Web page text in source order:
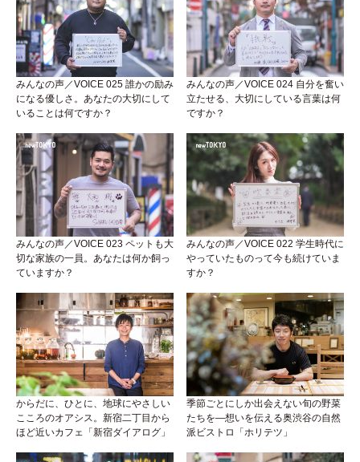
みんなの声／VOICE 025 誰かの励み
になる優しさ。あなたの大切にして
いることは何ですか？
みんなの声／VOICE 024 自分を奮い
立たせる、大切にしている言葉は何
ですか？
みんなの声／VOICE 023 ペットも大
切な家族の一員。あなたは何か飼っ
ていますか？
みんなの声／VOICE 022 学生時代に
やっていたものって今も続けていま
すか？
からだに、ひとに、地球にやさしい
こころのオアシス。新宿二丁目から
ほど近いカフェ「新宿ダイアログ」
季節ごとにしか出会えない旬の野菜
たちを―想いを伝える奥渋谷の自然
派ビストロ「ホリテツ」